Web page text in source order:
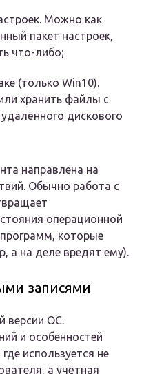
Можно как
пакет настроек,
что-либо;
(только Win10).
хранить файлы с
дискового
направлена на
Обычно работа с
операционной
которые
а на деле вредят ему).
записями
версии ОС.
и особенностей
используется не
а учётная